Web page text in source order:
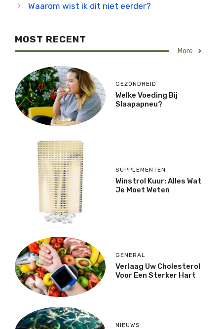
Waarom wist ik dit niet eerder?
MOST RECENT
More
GEZONDHEID
Welke Voeding Bij
Slaapapneu?
SUPPLEMENTEN
Winstrol Kuur: Alles Wat
Je Moet Weten
GENERAL
Verlaag Uw Cholesterol
Voor Een Sterker Hart
NIEUWS